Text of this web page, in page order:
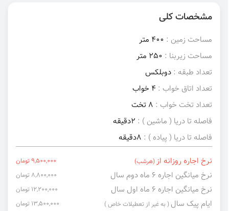
مشخصات کلی
مساحت زمین : 400 متر
مساحت زیربنا : 250 متر
تعداد طبقه : دوبلکس
تعداد اتاق خواب : 4 خواب
تعداد تخت خواب : 8 تخت
فاصله تا دریا ( ماشین ) : 2دقیقه
فاصله تا دریا ( پیاده ) : 8دقیقه
نرخ اجاره روزانه از (هرشب) 9,500,000 تومان
نرخ میانگین اجاره ۶ ماه دوم سال 8,800,000 تومان
نرخ میانگین اجاره ۶ ماه اول سال 12,200,000 تومان
ایام پیک سال ( به غیر از تعطیلات خاص ) 13,500,000 تومان